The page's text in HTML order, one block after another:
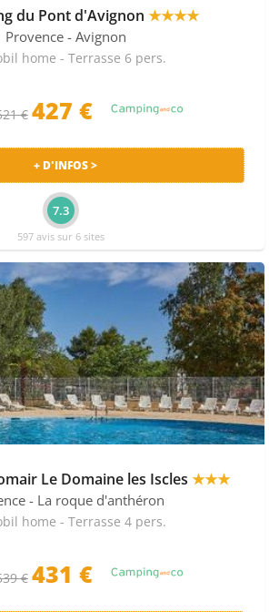
and-co et les plus grands
en camping.
du Pont d'Avignon ★★★★
Provence - Avignon
home - Terrasse 6 pers.
€ 427 €
+ D'INFOS >
7.3
597 avis sur 6 sites
Le Domaine les Iscles ★★★
- La roque d'anthéron
home - Terrasse 4 pers.
€ 431 €